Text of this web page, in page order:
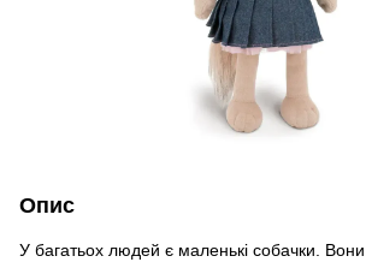
Опис
У багатьох людей є маленькі собачки. Вони